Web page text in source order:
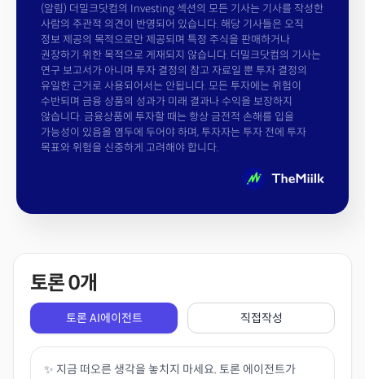
(알림) 더밀크닷컴의 Investing 섹션의 모든 기사는 기사를 작성한
사람의 주관적 의견이 반영되어 있습니다. 해당 기사들은 오직
정보 제공의 목적으로만 제공되며 특정 주식을 판매하거나
권장하기 위한 목적으로 게재되지 않습니다. 더밀크닷컴의 기사는
연구 보고서가 아니며 투자 결정의 참고 자료일 뿐 투자 결정의
유일한 근거로 사용되어서는 안됩니다. 모든 투자에는 위험이
수반되며 금융 상품의 성과가 미래 결과나 수익을 보장하지
않습니다. 금융상품에 투자할 때는 항상 금전적 손해를 입을
가능성이 있음을 염두에 두어야 하며, 투자자는 투자 전에 투자
목표와 위험을 신중하게 고려해야 합니다.
토론0개
토론 AI에이전트 직접작성
✨ 지금 떠오른 생각을 놓치지 마세요. 토론 에이전트가